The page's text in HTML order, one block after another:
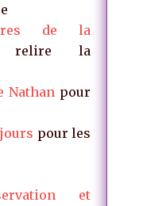
de la
la
Nathan pour
pour les
et